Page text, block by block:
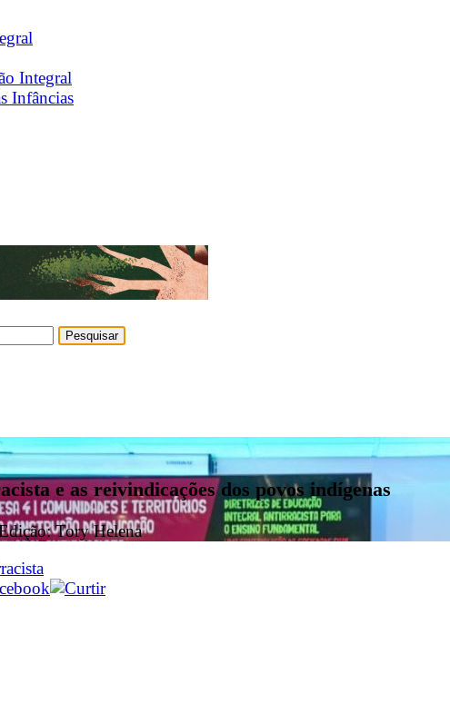
Integral
Infâncias
e as reivindicações dos povos indígenas
Tory Helena